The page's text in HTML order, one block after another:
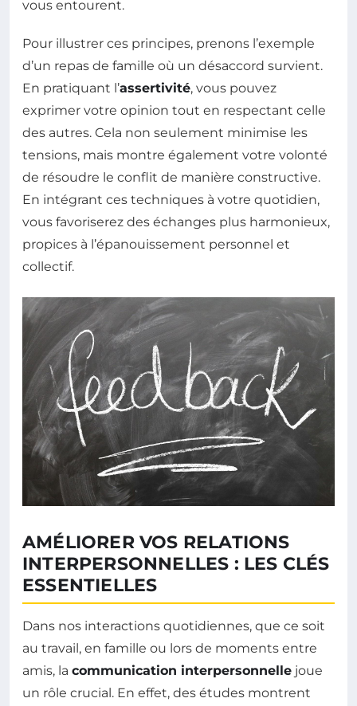
vous entourent.
Pour illustrer ces principes, prenons l’exemple
d’un repas de famille où un désaccord survient.
En pratiquant l’assertivité, vous pouvez
exprimer votre opinion tout en respectant celle
des autres. Cela non seulement minimise les
tensions, mais montre également votre volonté
de résoudre le conflit de manière constructive.
En intégrant ces techniques à votre quotidien,
vous favoriserez des échanges plus harmonieux,
propices à l’épanouissement personnel et
collectif.
AMÉLIORER VOS RELATIONS
INTERPERSONNELLES : LES CLÉS
ESSENTIELLES
Dans nos interactions quotidiennes, que ce soit
au travail, en famille ou lors de moments entre
amis, la communication interpersonnelle joue
un rôle crucial. En effet, des études montrent